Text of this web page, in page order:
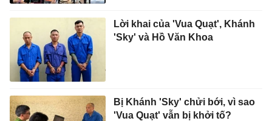
Lời khai của 'Vua Quạt', Khánh
'Sky' và Hồ Văn Khoa
Bị Khánh 'Sky' chửi bới, vì sao
'Vua Quạt' vẫn bị khởi tố?